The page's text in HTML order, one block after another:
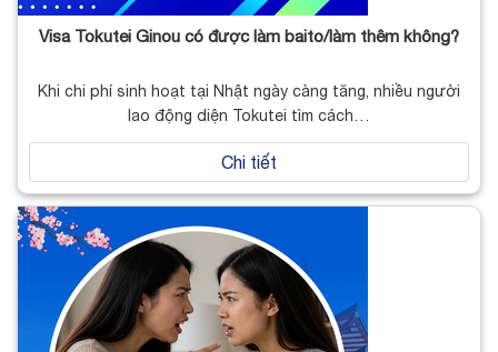
Visa Tokutei Ginou có được làm baito/làm thêm không?
Khi chi phí sinh hoạt tại Nhật ngày càng tăng, nhiều người
lao động diện Tokutei tìm cách…
Chi tiết